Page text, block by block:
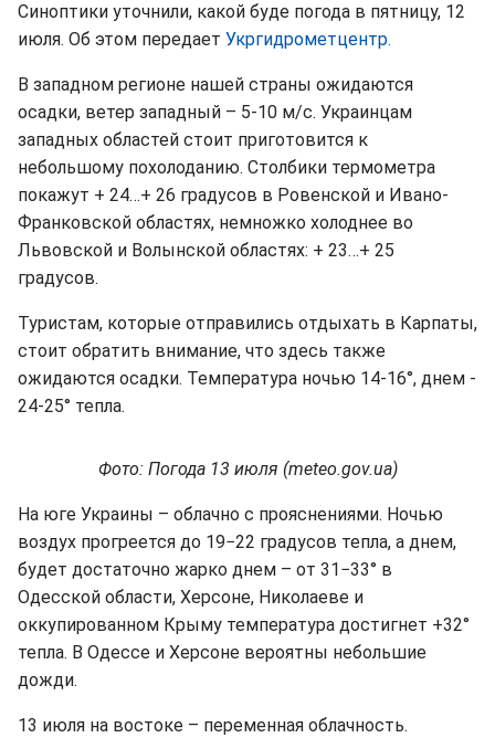
Синоптики уточнили, какой буде погода в пятницу, 12
июля. Об этом передает Укргидрометцентр.
В западном регионе нашей страны ожидаются
осадки, ветер западный – 5-10 м/с. Украинцам
западных областей стоит приготовится к
небольшому похолоданию. Столбики термометра
покажут + 24…+ 26 градусов в Ровенской и Ивано-
Франковской областях, немножко холоднее во
Львовской и Волынской областях: + 23…+ 25
градусов.
Туристам, которые отправились отдыхать в Карпаты,
стоит обратить внимание, что здесь также
ожидаются осадки. Температура ночью 14-16°, днем -
24-25° тепла.
Фото: Погода 13 июля (meteo.gov.ua)
На юге Украины – облачно с прояснениями. Ночью
воздух прогреется до 19−22 градусов тепла, а днем,
будет достаточно жарко днем – от 31−33° в
Одесской области, Херсоне, Николаеве и
оккупированном Крыму температура достигнет +32°
тепла. В Одессе и Херсоне вероятны небольшие
дожди.
13 июля на востоке – переменная облачность.